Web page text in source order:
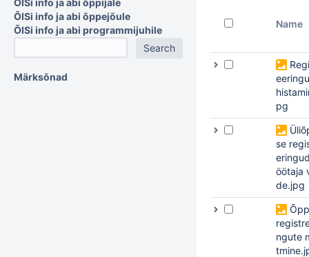
ÕISi info ja abi õppijale
ÕISi info ja abi õppejõule
ÕISi info ja abi programmijuhile
Märksõnad
Name
pg
se
öötaja
de.jpg
ngute